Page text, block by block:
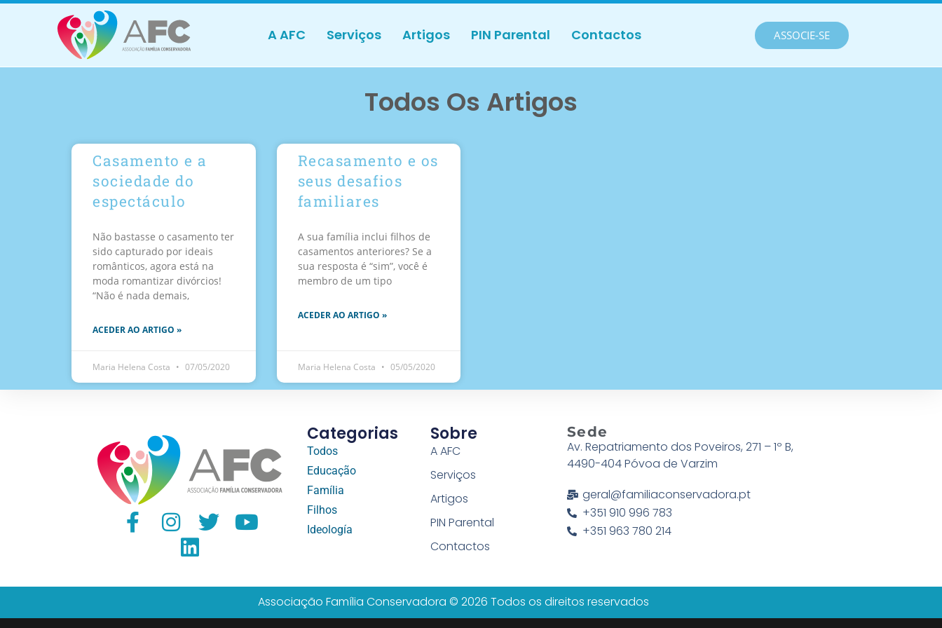
A AFC Serviços Artigos PIN Parental Contactos ASSOCIE-SE
Todos Os Artigos
Casamento e a
sociedade do
espectáculo
Não bastasse o casamento ter
sido capturado por ideais
românticos, agora está na
moda romantizar divórcios!
“Não é nada demais,
ACEDER AO ARTIGO »
Maria Helena Costa 07/05/2020
Recasamento e os
seus desafios
familiares
A sua família inclui filhos de
casamentos anteriores? Se a
sua resposta é “sim”, você é
membro de um tipo
ACEDER AO ARTIGO »
Maria Helena Costa 05/05/2020
Categorias
Todos
Educação
Família
Filhos
Ideología
Sobre
A AFC
Serviços
Artigos
PIN Parental
Contactos
Sede
Av. Repatriamento dos Poveiros, 271 – 1º B,
4490-404 Póvoa de Varzim
geral@familiaconservadora.pt
+351 910 996 783
+351 963 780 214
Associação Família Conservadora © 2026 Todos os direitos reservados